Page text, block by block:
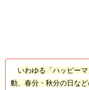
いわゆる「ハッピー
動、春分・秋分の日な